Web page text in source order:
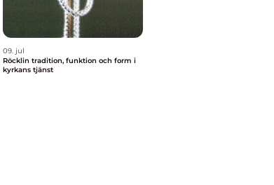
09. jul
Röcklin tradition, funktion och form i
kyrkans tjänst